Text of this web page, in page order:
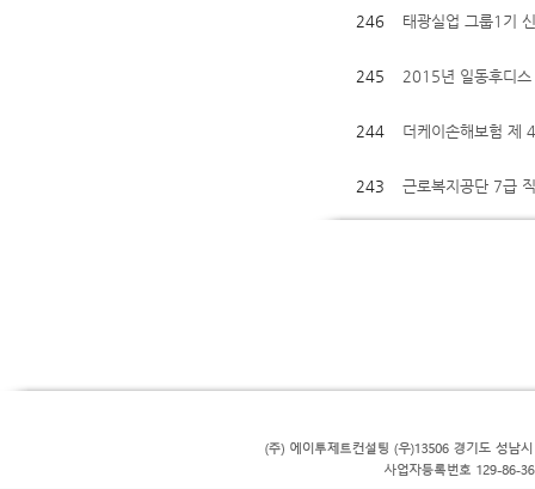
246 태광실업 그룹1기
245 2015년 일동후디스
244 더케이손해보험 제
243 근로복지공단 7급